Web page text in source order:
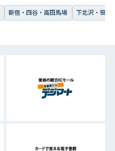
新宿・四谷・高田馬場 下北沢・笹塚